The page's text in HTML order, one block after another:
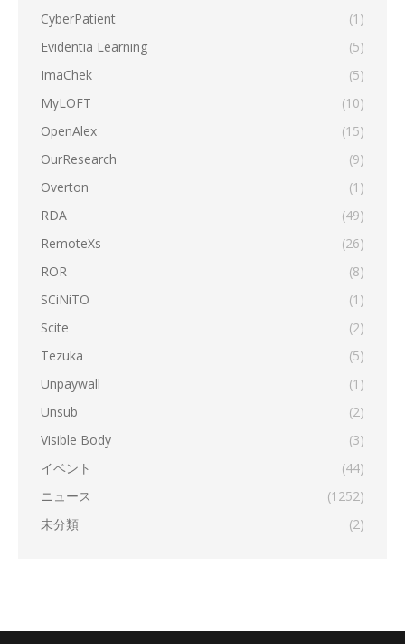
CyberPatient
(1)
Evidentia Learning
(5)
ImaChek
(5)
MyLOFT
(10)
OpenAlex
(15)
OurResearch
(9)
Overton
(1)
RDA
(49)
RemoteXs
(26)
ROR
(8)
SCiNiTO
(1)
Scite
(2)
Tezuka
(5)
Unpaywall
(1)
Unsub
(2)
Visible Body
(3)
イベント
(44)
ニュース
(1252)
未分類
(2)